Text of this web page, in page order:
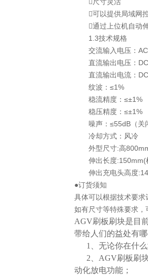
可以提供局域网控
通过上位机自动
1.3技术规格
交流输入电压：
直流输出电压：
直流输出电流：
纹波：≤1%
稳流精度：≤±1%
稳压精度：≤±1%
噪声：≤55dB（关
冷却方式：风冷
外型尺寸:高
伸出长度:150mm(
伸出充电头高度
●订货须知
具体可以根据技术要求
如有尺寸等特殊要求
AGV刷板刷块是目
带给人们的益处有
1、无论你在什么
2、AGV刷板刷块
动化放电功能；